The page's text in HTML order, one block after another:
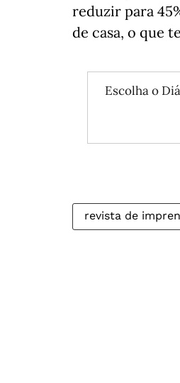
reduzir para
de casa, o que
Escolha o
revista de